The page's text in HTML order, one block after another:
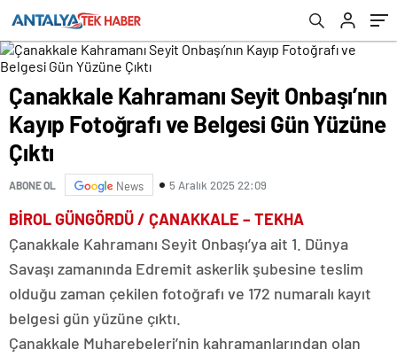
Çanakkale Kahramanı Seyit Onbaşı’nın
Kayıp Fotoğrafı ve Belgesi Gün Yüzüne
Çıktı
ABONE OL News 5 Aralık 2025 22:09
BİROL GÜNGÖRDÜ / ÇANAKKALE – TEKHA
Çanakkale Kahramanı Seyit Onbaşı’ya ait 1. Dünya
Savaşı zamanında Edremit askerlik şubesine teslim
olduğu zaman çekilen fotoğrafı ve 172 numaralı kayıt
belgesi gün yüzüne çıktı.
Çanakkale Muharebeleri’nin kahramanlarından olan